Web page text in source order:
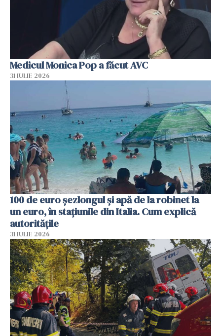
Medicul Monica Pop a făcut AVC
31 IULIE 2026
100 de euro șezlongul și apă de la robinet la
un euro, în stațiunile din Italia. Cum explică
autoritățile
31 IULIE 2026